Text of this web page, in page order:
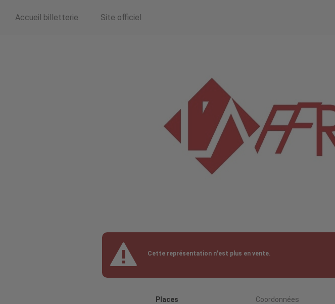
Accueil billetterie Site officiel
Cette représentation n'est plus en vente.
Places Coordonnées